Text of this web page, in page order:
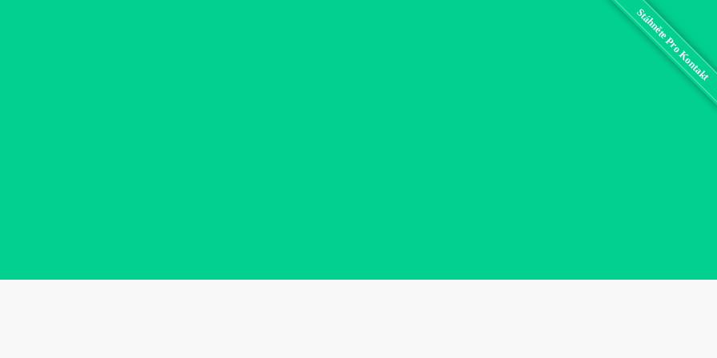
Stáhněte Pro Kontakt